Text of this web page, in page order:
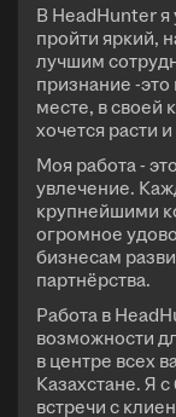
В HeadHunter я
пройти яркий,
лучшим
признание -
месте, в своей
хочется расти
Моя работа -
увлечение.
крупнейшими
огромное
бизнесам
партнёрства.
Работа в
возможности
в центре всех
Казахстане. Я
встречи с